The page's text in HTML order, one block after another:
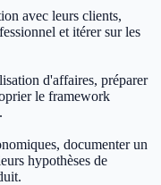
avec leurs clients,
et itérer sur les
d'affaires, préparer
le framework
documenter un
hypothèses de